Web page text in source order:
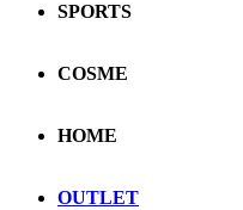
SPORTS
COSME
HOME
OUTLET